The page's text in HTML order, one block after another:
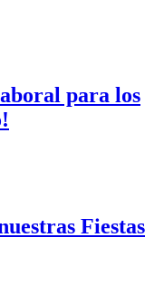
para los
Fiestas